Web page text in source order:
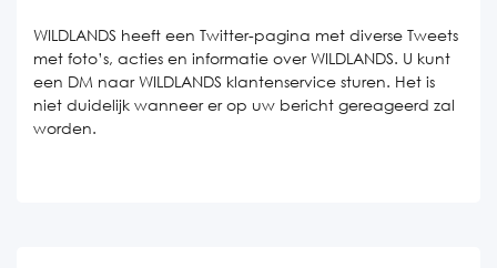
WILDLANDS heeft een Twitter-pagina met diverse Tweets
met foto’s, acties en informatie over WILDLANDS. U kunt
een DM naar WILDLANDS klantenservice sturen. Het is
niet duidelijk wanneer er op uw bericht gereageerd zal
worden.